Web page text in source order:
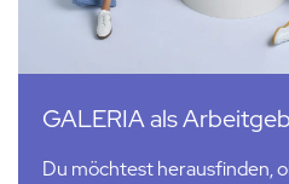
GALERIA als
Du möchtest herausfinden,